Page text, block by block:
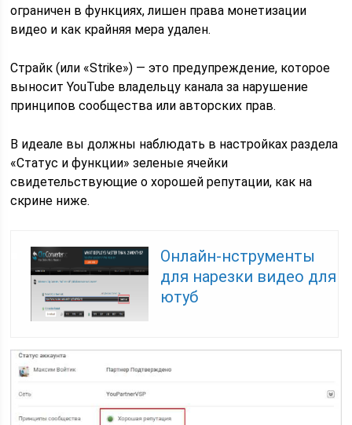
ограничен в функциях, лишен права монетизации
видео и как крайняя мера удален.
Страйк (или «Strike») — это предупреждение, которое
выносит YouTube владельцу канала за нарушение
принципов сообщества или авторских прав.
В идеале вы должны наблюдать в настройках раздела
«Статус и функции» зеленые ячейки
свидетельствующие о хорошей репутации, как на
скрине ниже.
Онлайн-нструменты
для нарезки видео для
ютуб